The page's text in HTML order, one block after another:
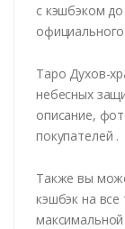
с кэшбэком
Таро Духов-
небесных
описание,
покупателей .
Также вы
кэшбэк на